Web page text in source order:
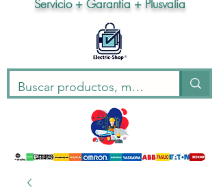
Servicio + Garantía + Plusvalía